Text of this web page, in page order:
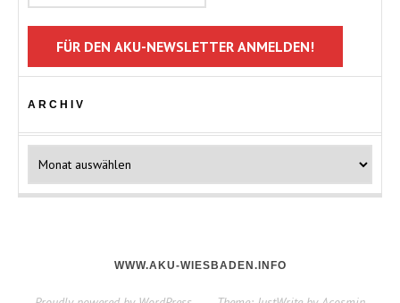
ARCHIV
WWW.AKU-WIESBADEN.INFO